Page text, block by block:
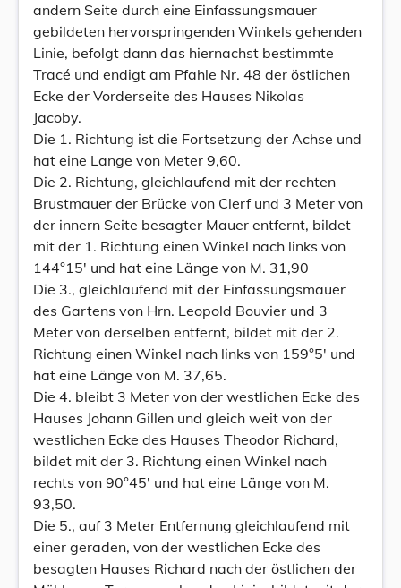
andern Seite durch eine Einfassungsmauer
gebildeten hervorspringenden Winkels gehenden
Linie, befolgt dann das hiernachst bestimmte
Tracé und endigt am Pfahle Nr. 48 der östlichen
Ecke der Vorderseite des Hauses Nikolas
Jacoby.
Die 1. Richtung ist die Fortsetzung der Achse und
hat eine Lange von Meter 9,60.
Die 2. Richtung, gleichlaufend mit der rechten
Brustmauer der Brücke von Clerf und 3 Meter von
der innern Seite besagter Mauer entfernt, bildet
mit der 1. Richtung einen Winkel nach links von
144°15' und hat eine Länge von M. 31,90
Die 3., gleichlaufend mit der Einfassungsmauer
des Gartens von Hrn. Leopold Bouvier und 3
Meter von derselben entfernt, bildet mit der 2.
Richtung einen Winkel nach links von 159°5' und
hat eine Länge von M. 37,65.
Die 4. bleibt 3 Meter von der westlichen Ecke des
Hauses Johann Gillen und gleich weit von der
westlichen Ecke des Hauses Theodor Richard,
bildet mit der 3. Richtung einen Winkel nach
rechts von 90°45' und hat eine Länge von M.
93,50.
Die 5., auf 3 Meter Entfernung gleichlaufend mit
einer geraden, von der westlichen Ecke des
besagten Hauses Richard nach der östlichen der